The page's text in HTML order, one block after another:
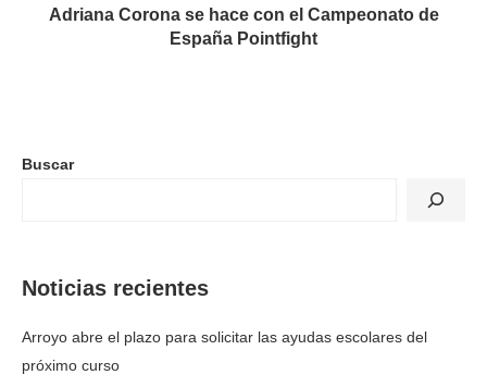
Adriana Corona se hace con el Campeonato de
España Pointfight
Buscar
Noticias recientes
Arroyo abre el plazo para solicitar las ayudas escolares del
próximo curso